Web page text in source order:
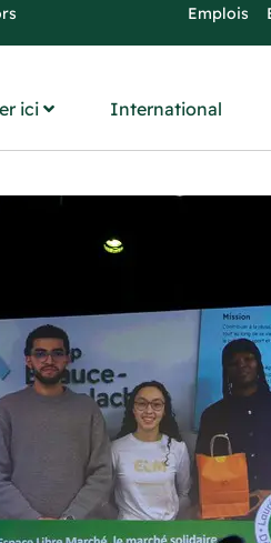
Emplois
ici International